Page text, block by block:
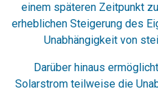
einem späteren Zeitpunkt
erheblichen Steigerung des
Unabhängigkeit von
Darüber hinaus
Solarstrom teilweise die